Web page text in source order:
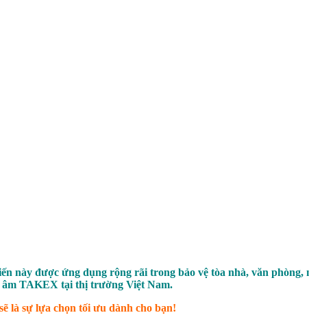
này được ứng dụng rộng rãi trong bảo vệ tòa nhà, văn
âm TAKEX tại thị trường Việt Nam.
là sự lựa chọn tối ưu dành cho bạn!